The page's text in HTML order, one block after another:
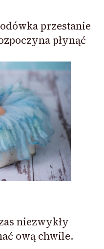
przestanie
płynąć
niezwykły
ową chwile.